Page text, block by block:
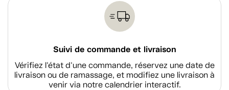
Suivi de commande et livraison
Vérifiez l'état d'une commande, réservez une date de
livraison ou de ramassage, et modifiez une livraison à
venir via notre calendrier interactif.